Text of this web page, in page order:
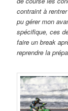
contraint à
pu gérer mon
spécifique, ces
faire un break
reprendre la